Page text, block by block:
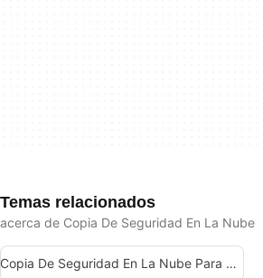
Temas relacionados
acerca de Copia De Seguridad En La Nube
Copia De Seguridad En La Nube Para Windows